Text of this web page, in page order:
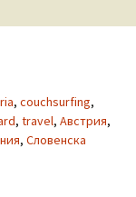
, couchsurfing,
, travel, Австрия,
, Словенска